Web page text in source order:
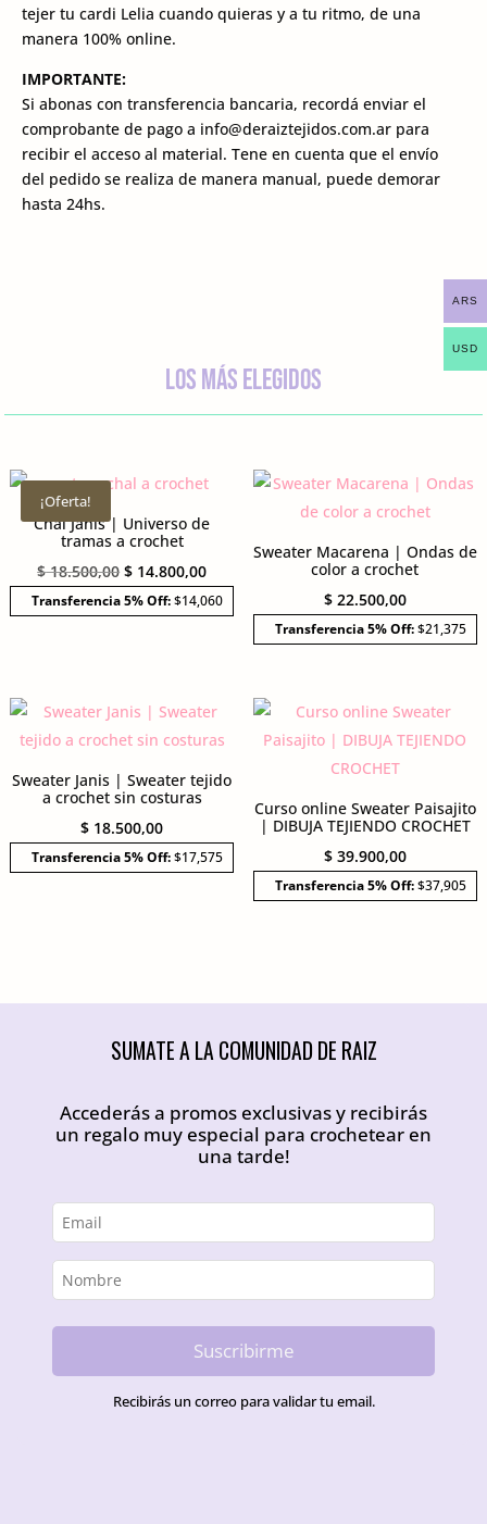
tejer tu cardi Lelia cuando quieras y a tu ritmo, de una
manera 100% online.
IMPORTANTE:
Si abonas con transferencia bancaria, recordá enviar el
comprobante de pago a info@deraiztejidos.com.ar para
recibir el acceso al material. Tene en cuenta que el envío
del pedido se realiza de manera manual, puede demorar
hasta 24hs.
los más elegidos
¡Oferta!
Chal Janis | Universo de
tramas a crochet
$18.500,00 El
precio
$ 14.800,00El
precio
Transferencia 5% Off:$14,060
Sweater Macarena | Ondas de
color a crochet
$22.500,00
Transferencia 5% Off:$21,375
Sweater Janis | Sweater tejido
a crochet sin costuras
$ 18.500,00
Transferencia 5% Off:$17,575
Curso online Sweater Paisajito
| DIBUJA TEJIENDO CROCHET
$39.900,00
Transferencia 5% Off:$37,905
SUMATE A LA COMUNIDAD DE RAIZ
Accederás a promos exclusivas y recibirás
un regalo muy especial para crochetear en
una tarde!
Suscribirme
Recibirás un correo para validar tu email.
ARS
USD